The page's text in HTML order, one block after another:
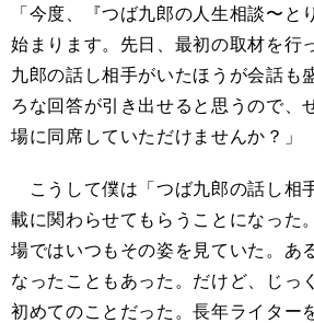
「今度、『つば九郎の人生相談〜と
始まります。先日、最初の取材を行
九郎の話し相手がいたほうが会話も
ろな回答が引き出せると思うので、
場に同席していただけませんか？」
こうして僕は「つば九郎の話し相
載に関わらせてもらうことになった
場ではいつもその姿を見ていた。あ
なったこともあった。だけど、じっ
初めてのことだった。長年ライター